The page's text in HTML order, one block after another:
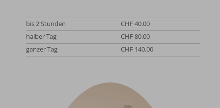
bis 2 Stunden
CHF 40.00
halber Tag
CHF 80.00
ganzer Tag
CHF 140.00